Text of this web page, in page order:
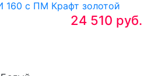
24 510 руб.